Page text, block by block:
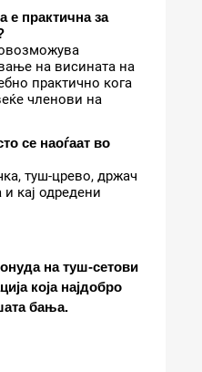
е практична за
на висината на
практично кога
членови на
се наоѓаат во
туш-црево, држач
кај одредени
на туш-сетови
која најдобро
бања.